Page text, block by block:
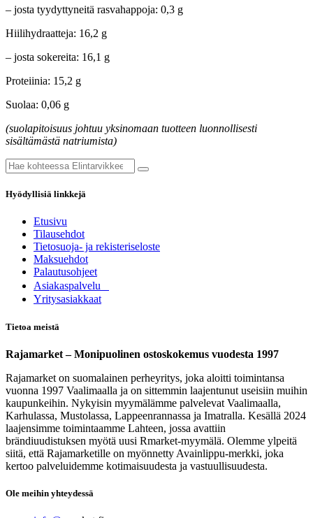
– josta tyydyttyneitä rasvahappoja: 0,3 g
Hiilihydraatteja: 16,2 g
– josta sokereita: 16,1 g
Proteiinia: 15,2 g
Suolaa: 0,06 g
(suolapitoisuus johtuu yksinomaan tuotteen luonnollisesti
sisältämästä natriumista)
Hyödyllisiä linkkejä
Etusivu
Tilausehdot
Tietosuoja- ja rekisteriseloste
Maksuehdot
Palautusohjeet
Asia​k​aspalvelu
​Yritysasiakkaat
Tietoa meistä
Rajamarket – Monipuolinen ostoskokemus vuodesta 1997
Rajamarket on suomalainen perheyritys, joka aloitti toimintansa
vuonna 1997 Vaalimaalla ja on sittemmin laajentunut useisiin muihin
kaupunkeihin. Nykyisin myymälämme palvelevat Vaalimaalla,
Karhulassa, Mustolassa, Lappeenrannassa ja Imatralla. Kesällä 2024
laajensimme toimintaamme Lahteen, jossa avattiin
brändiuudistuksen myötä uusi Rmarket-myymälä. Olemme ylpeitä
siitä, että Rajamarketille on myönnetty Avainlippu-merkki, joka
kertoo palveluidemme kotimaisuudesta ja vastuullisuudesta.
Ole meihin yhteydessä